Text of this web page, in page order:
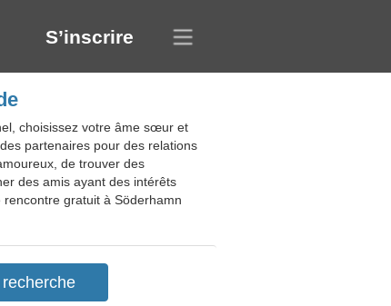
S’inscrire
choisissez votre âme sœur et
partenaires pour des relations
de trouver des
des amis ayant des intérêts
gratuit à Söderhamn